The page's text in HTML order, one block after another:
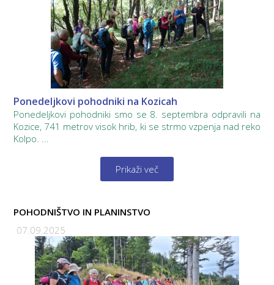
Ponedeljkovi pohodniki na Kozicah
Ponedeljkovi pohodniki smo se 8. septembra odpravili na
Kozice, 741 metrov visok hrib, ki se strmo vzpenja nad reko
Kolpo. ...
Prikaži več
POHODNIŠTVO IN PLANINSTVO
07.09.2025